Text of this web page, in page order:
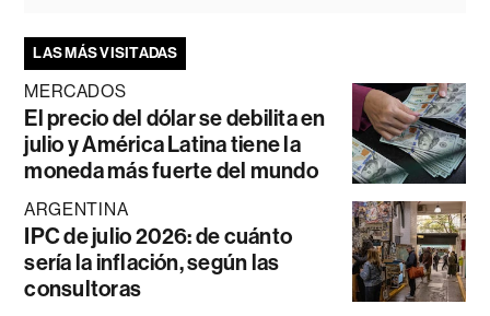
LAS MÁS VISITADAS
MERCADOS
El precio del dólar se debilita en
julio y América Latina tiene la
moneda más fuerte del mundo
ARGENTINA
IPC de julio 2026: de cuánto
sería la inflación, según las
consultoras